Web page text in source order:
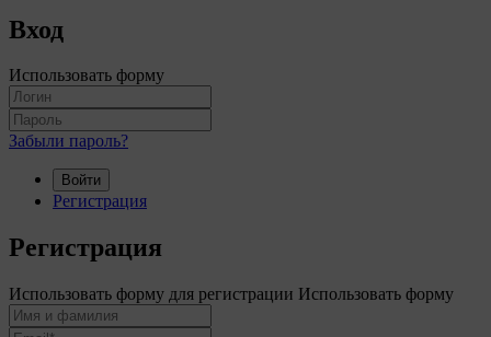
Вход
Использовать форму
Забыли пароль?
Войти
Регистрация
Регистрация
Использовать форму для регистрации Использовать форму